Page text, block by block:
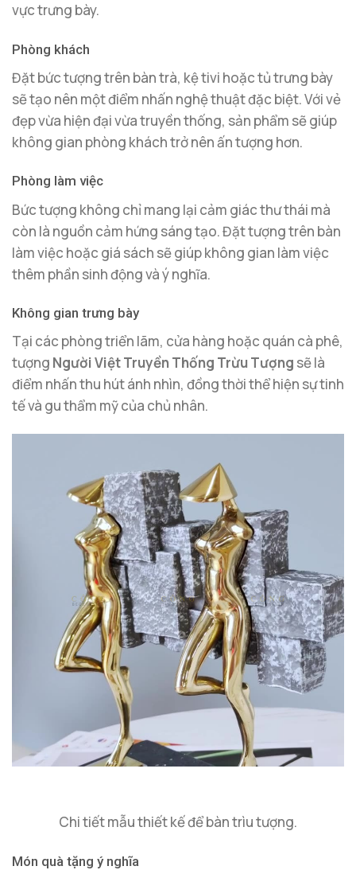
vực trưng bày.
Phòng khách
Đặt bức tượng trên bàn trà, kệ tivi hoặc tủ trưng bày
sẽ tạo nên một điểm nhấn nghệ thuật đặc biệt. Với vẻ
đẹp vừa hiện đại vừa truyền thống, sản phẩm sẽ giúp
không gian phòng khách trở nên ấn tượng hơn.
Phòng làm việc
Bức tượng không chỉ mang lại cảm giác thư thái mà
còn là nguồn cảm hứng sáng tạo. Đặt tượng trên bàn
làm việc hoặc giá sách sẽ giúp không gian làm việc
thêm phần sinh động và ý nghĩa.
Không gian trưng bày
Tại các phòng triển lãm, cửa hàng hoặc quán cà phê,
tượng Người Việt Truyền Thống Trừu Tượng sẽ là
điểm nhấn thu hút ánh nhìn, đồng thời thể hiện sự tinh
tế và gu thẩm mỹ của chủ nhân.
Chi tiết mẫu thiết kế để bàn trìu tượng.
Món quà tặng ý nghĩa